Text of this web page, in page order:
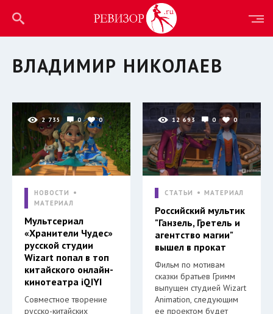
ВЛАДИМИР НИКОЛАЕВ
2 735 0 0
НОВОСТИ
МАТЕРИАЛ
Мультсериал
«Хранители Чудес»
русской студии
Wizart попал в топ
китайского онлайн-
кинотеатра iQIYI
Совместное творение
русско-китайских
12 693 0 0
СТАТЬИ МАТЕРИАЛ
Российский мультик
"Ганзель, Гретель и
агентство магии"
вышел в прокат
Фильм по мотивам
сказки братьев Гримм
выпущен студией Wizart
Animation, следующим
ее проектом будет